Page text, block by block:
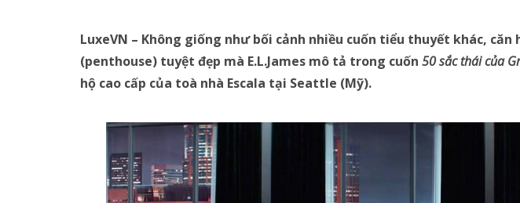
LuxeVN – Không giống như bối cảnh nhiều cuốn tiểu thuyết khác,
(penthouse) tuyệt đẹp mà E.L.James mô tả trong cuốn 50 sắc thái của
hộ cao cấp của toà nhà Escala tại Seattle (Mỹ).